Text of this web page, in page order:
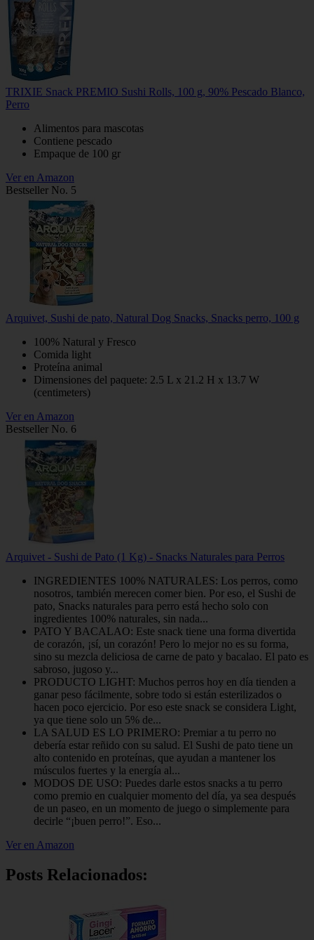
TRIXIE Snack PREMIO Sushi Rolls, 100 g, 90% Pescado Blanco,
Perro
Alimentos para mascotas
Contiene pescado
Empaque de 100 gr
Ver en Amazon
Bestseller No. 5
Arquivet, Sushi de pato, Natural Dog Snacks, Snacks perro, 100 g
100% Natural y Fresco
Comida light
Proteína animal
Dimensiones del paquete: 2.5 L x 21.2 H x 13.7 W
(centimeters)
Ver en Amazon
Bestseller No. 6
Arquivet - Sushi de Pato (1 Kg) - Snacks Naturales para Perros
INGREDIENTES 100% NATURALES: Los perros, como
nosotros, también merecen comer bien. Por eso, el Sushi de
pato, Snacks naturales para perro está hecho solo con
ingredientes 100% naturales, sin nada...
PATO Y BACALAO: Este snack tiene una forma divertida
de corazón, ¡sí, un corazón! Pero lo mejor no es su forma,
sino su mezcla deliciosa de carne de pato y bacalao. El pato es
sabroso, jugoso y...
PRODUCTO LIGHT: Muchos perros hoy en día tienden a
ganar peso fácilmente, sobre todo si están esterilizados o
hacen poco ejercicio. Por eso este snack se considera Light,
ya que tiene solo un 5% de...
LA SALUD ES LO PRIMERO: Premiar a tu perro no
debería estar reñido con su salud. El Sushi de pato tiene un
alto contenido en proteínas, que ayudan a mantener los
músculos fuertes y la energía al...
MODOS DE USO: Puedes darle estos snacks a tu perro
como premio en cualquier momento del día, ya sea después
de un paseo, en un momento de juego o simplemente para
decirle “¡buen perro!”. Eso...
Ver en Amazon
Posts Relacionados: